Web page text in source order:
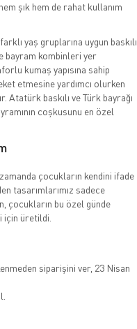
şık hem de rahat kullanım
yaş gruplarına uygun baskılı
kombinleri yer
kumaş yapısına sahip
etmesine yardımcı olurken
Atatürk baskılı ve Türk bayrağı
coşkusunu en özel
çocukların kendini ifade
tasarımlarımız sadece
çocukların bu özel günde
için üretildi.
siparişini ver, 23 Nisan